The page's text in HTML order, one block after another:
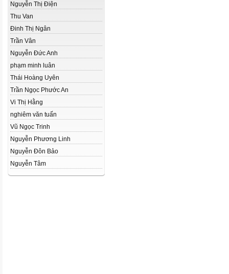
Nguyễn Thị Điện
Thu Van
Đinh Thị Ngân
Trần Vân
Nguyễn Đức Anh
phạm minh luân
Thái Hoàng Uyên
Trần Ngọc Phước An
Vi Thị Hằng
nghiêm văn tuấn
Vũ Ngọc Trinh
Nguyễn Phương Linh
Nguyễn Đôn Bảo
Nguyễn Tâm